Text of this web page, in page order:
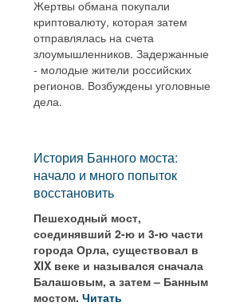
Жертвы обмана покупали
криптовалюту, которая затем
отправлялась на счета
злоумышленников. Задержанные
- молодые жители российских
регионов. Возбуждены уголовные
дела.
История Банного моста:
начало и много попыток
восстановить
Пешеходный мост,
соединявший 2-ю и 3-ю части
города Орла, существовал в
XIX веке и назывался сначала
Балашовым, а затем – Банным
мостом.Читать